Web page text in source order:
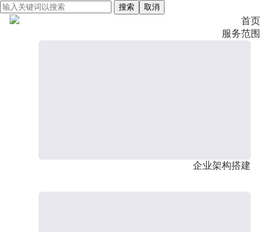
搜索 取消
首页
服务范围
企业架构搭建